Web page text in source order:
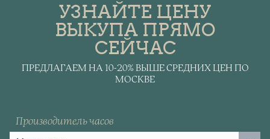
УЗНАЙТЕ ЦЕНУ
ВЫКУПА ПРЯМО
СЕЙЧАС
ПРЕДЛАГАЕМ НА 10-20% ВЫШЕ СРЕДНИХ ЦЕН ПО
МОСКВЕ
Производитель часов